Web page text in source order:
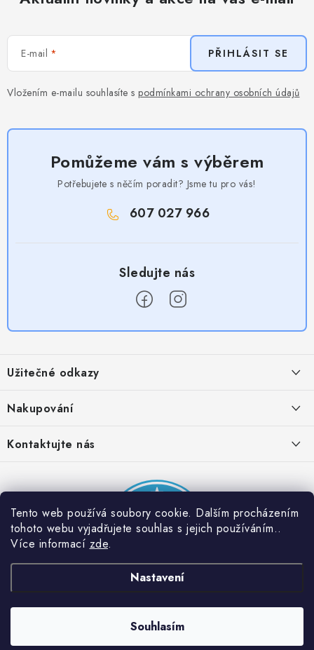
Tento web používá soubory cookie. Dalším procházením
tohoto webu vyjadřujete souhlas s jejich používáním..
Více informací zde.
Nastavení
Souhlasím
E-mail
Vložením e-mailu souhlasíte s podmínkami ochrany osobních údajů
PŘIHLÁSIT SE
Pomůžeme vám s výběrem
Potřebujete s něčím poradit? Jsme tu pro vás!
607 027 966
p
a
Užitečné odkazy
Obchodní podmínky
Provizní systém
Partner stránek: Super plecháček
Nakupování
Časté otázky
Podmínky akce 2 + 1 zdarma
Kontaktujte nás
Dobrý triko. Všechna práva vyhrazena.